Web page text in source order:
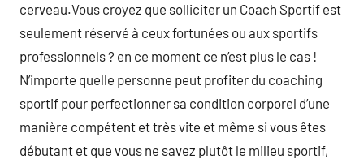
cerveau.Vous croyez que solliciter un Coach Sportif est
seulement réservé à ceux fortunées ou aux sportifs
professionnels ? en ce moment ce n’est plus le cas !
N’importe quelle personne peut profiter du coaching
sportif pour perfectionner sa condition corporel d’une
manière compétent et très vite et même si vous êtes
débutant et que vous ne savez plutôt le milieu sportif,